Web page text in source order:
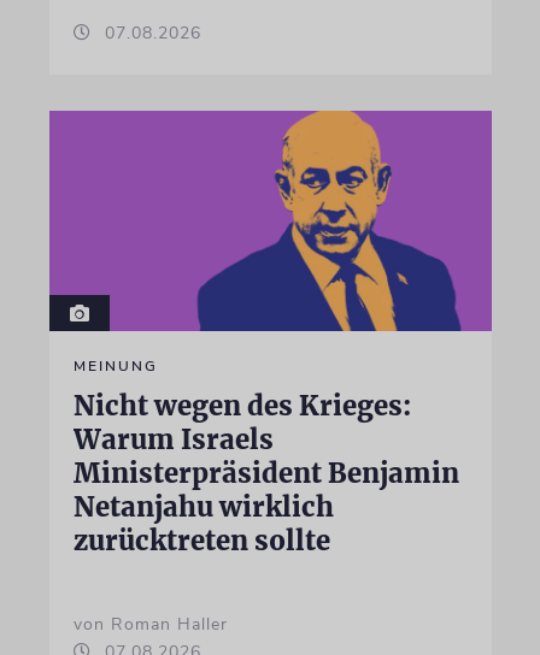
07.08.2026
MEINUNG
Nicht wegen des Krieges:
Warum Israels
Ministerpräsident Benjamin
Netanjahu wirklich
zurücktreten sollte
von Roman Haller